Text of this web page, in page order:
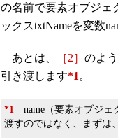
の名前で要素オブジェ
ックスtxtNameを変数
あとは、 ［2］ のよ
引き渡します*1 。
*1 name（要素オブジェ
渡すのではなく、まずは